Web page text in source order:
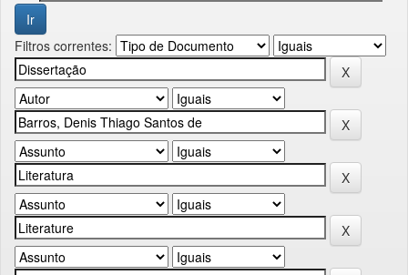
Filtros correntes: